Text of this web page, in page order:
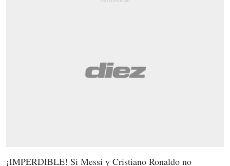
¡IMPERDIBLE! Si Messi y Cristiano Ronaldo no